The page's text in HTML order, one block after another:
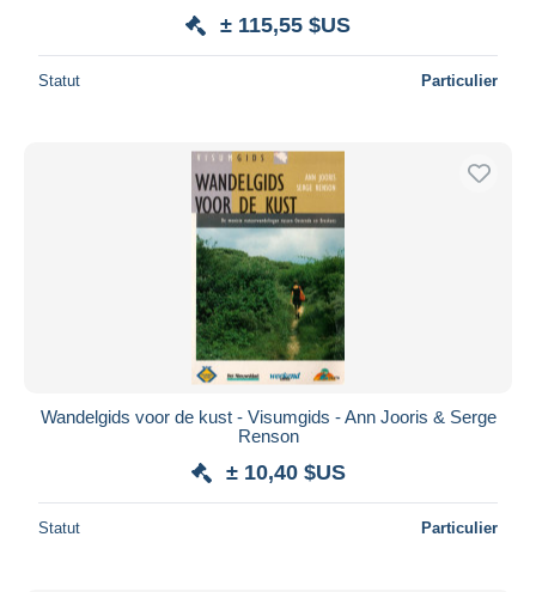
± 115,55 $US
Statut Particulier
Wandelgids voor de kust - Visumgids - Ann Jooris & Serge
Renson
± 10,40 $US
Statut Particulier